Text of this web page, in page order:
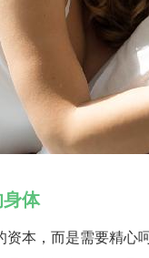
体
资本，而是需要精